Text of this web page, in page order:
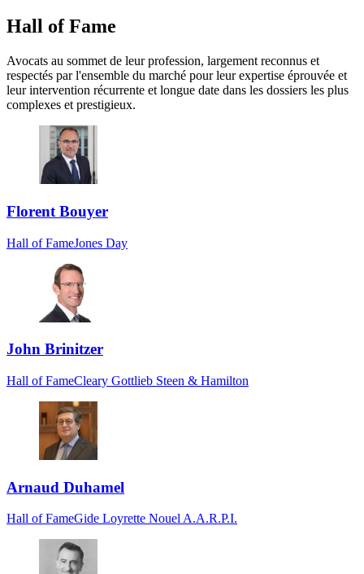
Hall of Fame
Avocats au sommet de leur profession, largement reconnus et
respectés par l'ensemble du marché pour leur expertise éprouvée et
leur intervention récurrente et longue date dans les dossiers les plus
complexes et prestigieux.
Florent Bouyer
Hall of FameJones Day
John Brinitzer
Hall of FameCleary Gottlieb Steen & Hamilton
Arnaud Duhamel
Hall of FameGide Loyrette Nouel A.A.R.P.I.